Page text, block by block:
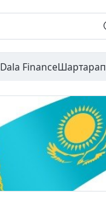
Dala FinanceШартарап